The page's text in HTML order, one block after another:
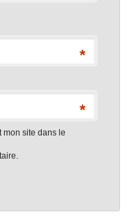
*
*
mon site dans le